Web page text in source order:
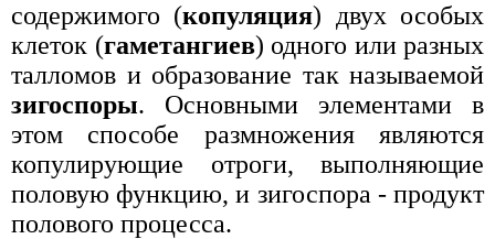
содержимого (копуляция) двух особых
клеток (гаметангиев) одного или разных
талломов и образование так называемой
зигоспоры. Основными элементами в
этом способе размножения являются
копулирующие отроги, выполняющие
половую функцию, и зигоспора - продукт
полового процесса.